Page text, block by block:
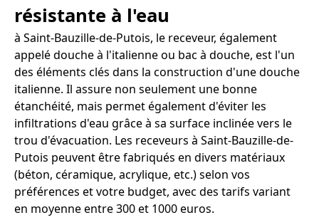
résistante à l'eau
à Saint-Bauzille-de-Putois, le receveur, également
appelé douche à l'italienne ou bac à douche, est l'un
des éléments clés dans la construction d'une douche
italienne. Il assure non seulement une bonne
étanchéité, mais permet également d'éviter les
infiltrations d'eau grâce à sa surface inclinée vers le
trou d'évacuation. Les receveurs à Saint-Bauzille-de-
Putois peuvent être fabriqués en divers matériaux
(béton, céramique, acrylique, etc.) selon vos
préférences et votre budget, avec des tarifs variant
en moyenne entre 300 et 1000 euros.